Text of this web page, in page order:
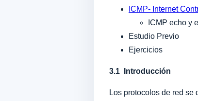
ICMP- Internet
ICMP echo y
Estudio Previo
Ejercicios
3.1 Introducción
Los protocolos de red